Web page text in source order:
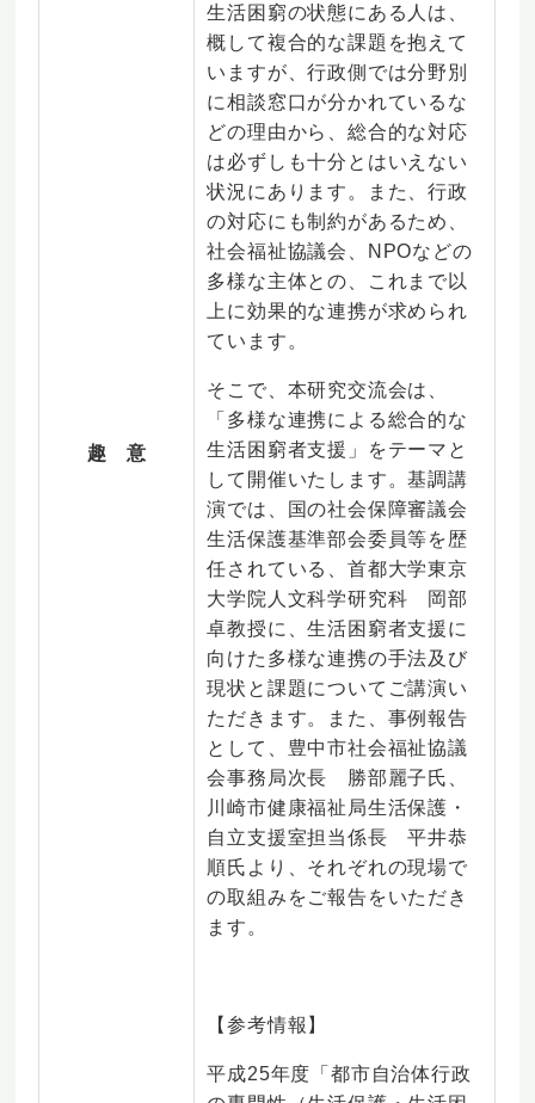
趣 意
生活困窮の状態にある人は、
概して複合的な課題を抱えて
いますが、行政側では分野別
に相談窓口が分かれているな
どの理由から、総合的な対応
は必ずしも十分とはいえない
状況にあります。また、行政
の対応にも制約があるため、
社会福祉協議会、NPOなどの
多様な主体との、これまで以
上に効果的な連携が求められ
ています。
そこで、本研究交流会は、
「多様な連携による総合的な
生活困窮者支援」をテーマと
して開催いたします。基調講
演では、国の社会保障審議会
生活保護基準部会委員等を歴
任されている、首都大学東京
大学院人文科学研究科 岡部
卓教授に、生活困窮者支援に
向けた多様な連携の手法及び
現状と課題についてご講演い
ただきます。また、事例報告
として、豊中市社会福祉協議
会事務局次長 勝部麗子氏、
川崎市健康福祉局生活保護・
自立支援室担当係長 平井恭
順氏より、それぞれの現場で
の取組みをご報告をいただき
ます。
【参考情報】
平成25年度「都市自治体行政